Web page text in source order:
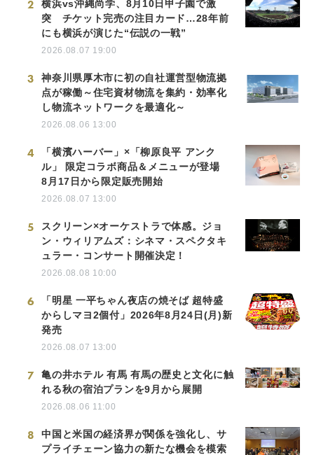
2
横浜vs沖縄尚学、8月10日甲子園で激
突 チケット完売の注目カード…28年前
にも横浜が演じた“伝説の一戦”
2026.08.07 19:00
3
神奈川県厚木市に初の自社運営型物流拠
点が稼働～住宅資材物流を集約・効率化
し物流ネットワークを最適化～
2026.08.06 13:00
4
「横濱ハーバー」×「柳原良平 アンク
ル」 限定コラボ商品＆メニューが登場
8月17日から限定販売開始
2026.08.07 13:00
5
スクリーン×オーケストラで体感。ジョ
ン・ウィリアムズ：シネマ・スペクタキ
ュラー・コンサート開催決定！
2026.08.08 10:00
6
「明星 一平ちゃん夜店の焼そば 超特盛
からしマヨ2個付」2026年8月24日(月)新
発売
2026.08.07 13:00
7
亀の井ホテル 有馬 有馬の歴史と文化に触
れる秋の宿泊プランを9月から展開
2026.08.06 11:00
8
中国と米国の経済界が関係を強化し、サ
プライチェーン協力の新たな機会を模索